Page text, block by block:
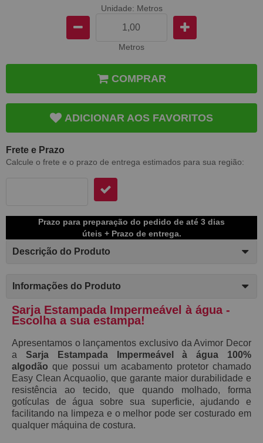
Unidade: Metros
Metros
COMPRAR
ADICIONAR AOS FAVORITOS
Frete e Prazo
Calcule o frete e o prazo de entrega estimados para sua região:
Prazo para preparação do pedido de até 3 dias
úteis + Prazo de entrega.
Descrição do Produto
Informações do Produto
Sarja Estampada Impermeável à água -
Escolha a sua estampa!
Apresentamos o lançamentos exclusivo da Avimor Decor
a Sarja Estampada Impermeável à água 100%
algodão que possui um acabamento protetor chamado
Easy C lean Acquaolio, que garante maior durabilidade e
resistência ao tecido, que quando molhado, forma
gotículas de água sobre sua superficie, ajudando e
facilitando na limpeza e o melhor pode ser costurado em
qualquer máquina de costura.